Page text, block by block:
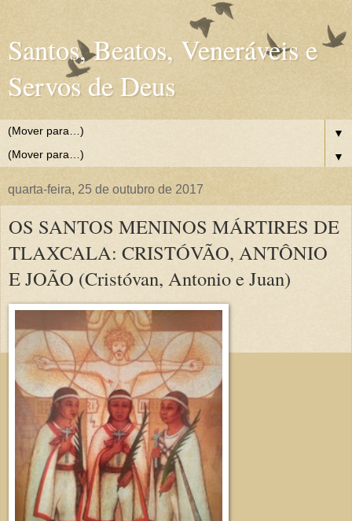
Santos, Beatos, Veneráveis e
Servos de Deus
▼
▼
quarta-feira, 25 de outubro de 2017
OS SANTOS MENINOS MÁRTIRES DE
TLAXCALA: CRISTÓVÃO, ANTÔNIO
E JOÃO (Cristóvan, Antonio e Juan)